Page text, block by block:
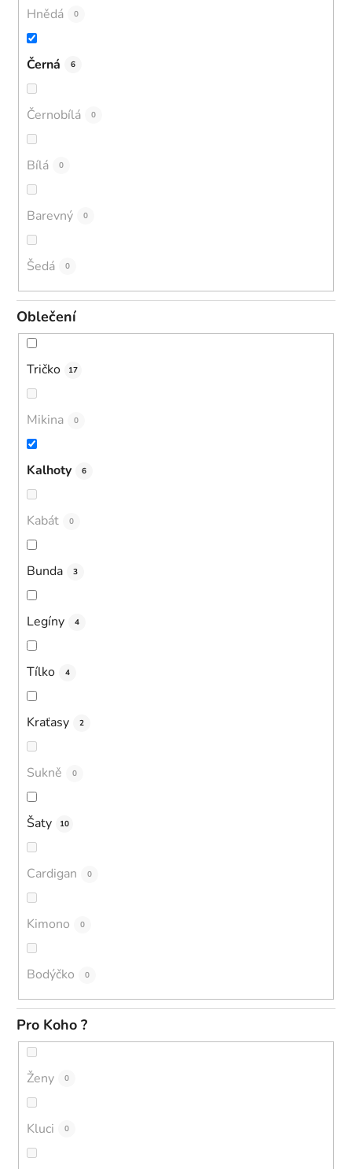
Hnědá 0
Černá 6
Černobílá 0
Bílá 0
Barevný 0
Šedá 0
Oblečení
Tričko 17
Mikina 0
Kalhoty 6
Kabát 0
Bunda 3
Legíny 4
Tílko 4
Kraťasy 2
Sukně 0
Šaty 10
Cardigan 0
Kimono 0
Bodýčko 0
Pro Koho ?
Ženy 0
Kluci 0